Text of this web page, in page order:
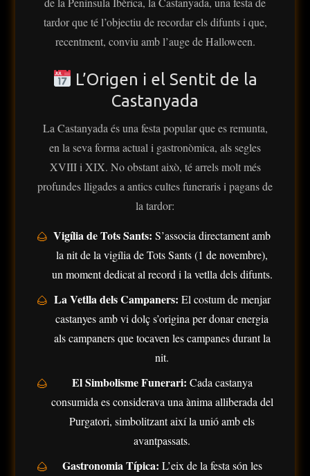
contingut
tardor que té l’objectiu de recordar els difunts i que,
recentment, conviu amb l’auge de Halloween.
L’Origen i el Sentit de la
Castanyada
La Castanyada és una festa popular que es remunta,
en la seva forma actual i gastronòmica, als segles
XVIII i XIX. No obstant això, té arrels molt més
profundes lligades a antics cultes funeraris i pagans de
la tardor:
Vigília de Tots Sants: S’associa directament amb
la nit de la vigília de Tots Sants (1 de novembre),
un moment dedicat al record i la vetlla dels difunts.
La Vetlla dels Campaners: El costum de menjar
castanyes amb vi dolç s’origina per donar energia
als campaners que tocaven les campanes durant la
nit.
El Simbolisme Funerari: Cada castanya
consumida es considerava una ànima alliberada del
Purgatori, simbolitzant així la unió amb els
avantpassats.
Gastronomia Típica: L’eix de la festa són les